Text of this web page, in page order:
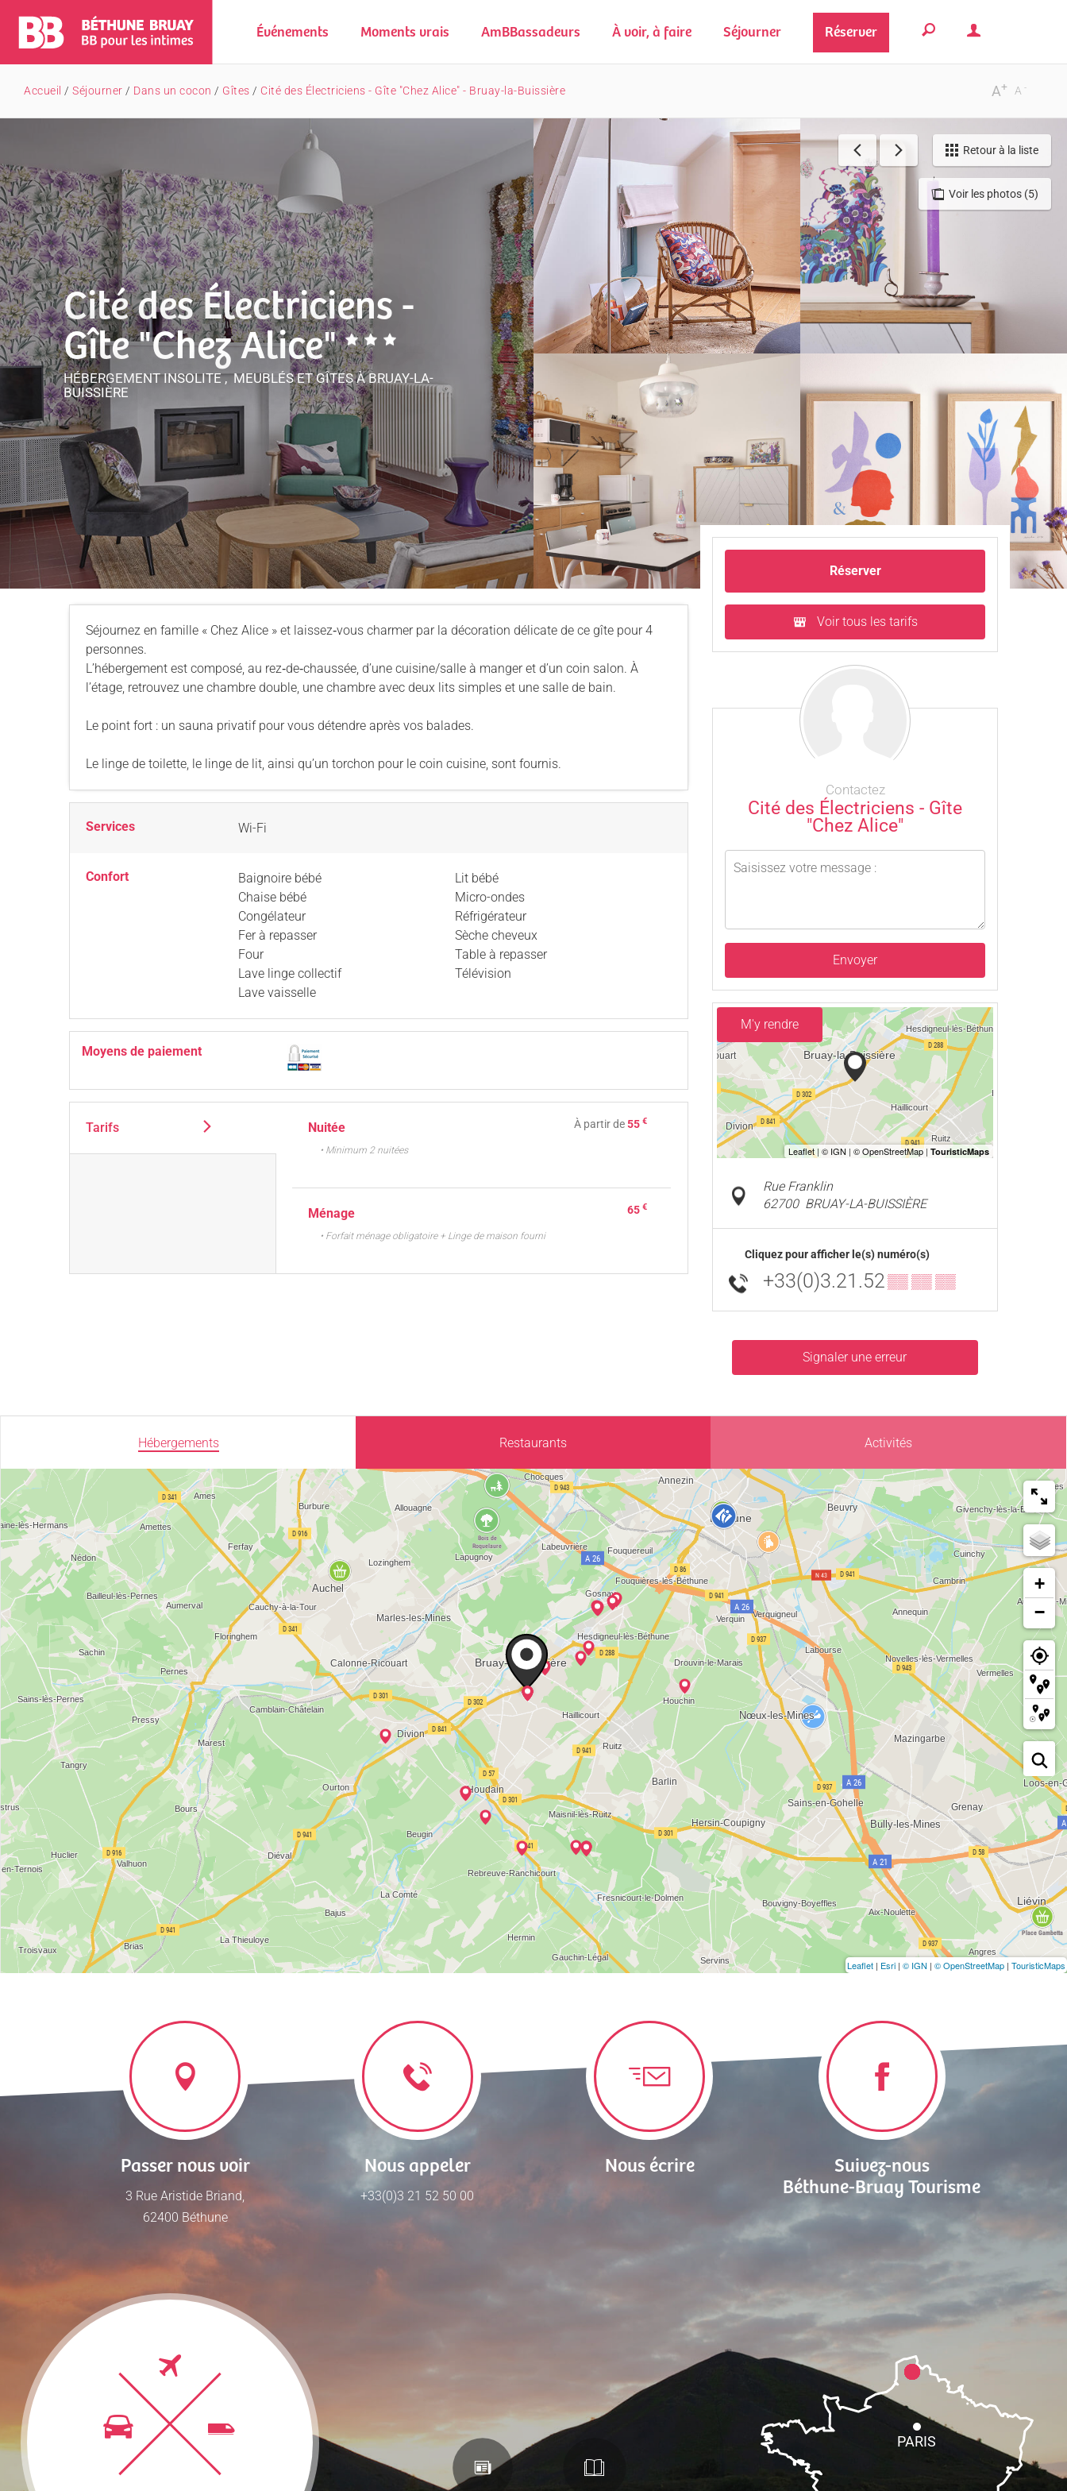
Événements Moments vrais AmBBassadeurs À voir, à faire Séjourner Réserver
-
A
+
A
Accueil / Séjourner / Dans un cocon / Gîtes / Cité des Électriciens - Gîte "Chez Alice" - Bruay-la-Buissière
Voir les photos (5)
Retour à la liste
Cité des Électriciens -
Gîte "Chez Alice"
HÉBERGEMENT INSOLITE , MEUBLÉS ET GÎTESÀ BRUAY-LA-
BUISSIÈRE
Séjournez en famille « Chez Alice » et laissez‐vous charmer par la décoration délicate de ce gîte pour 4
personnes.
L’hébergement est composé, au rez‐de‐chaussée, d’une cuisine/salle à manger et d’un coin salon. À
l’étage, retrouvez une chambre double, une chambre avec deux lits simples et une salle de bain.
Le point fort : un sauna privatif pour vous détendre après vos balades.
Le linge de toilette, le linge de lit, ainsi qu’un torchon pour le coin cuisine, sont fournis.
Services Wi-Fi
Confort
Baignoire bébé
Chaise bébé
Congélateur
Fer à repasser
Four
Lave linge collectif
Lave vaisselle
Lit bébé
Micro-ondes
Réfrigérateur
Sèche cheveux
Table à repasser
Télévision
Moyens de paiement
Tarifs Nuitée À partir de55 €
• Minimum 2 nuitées
Ménage 65 €
• Forfait ménage obligatoire + Linge de maison fourni
Réserver
Voir tous les tarifs
Contactez
Cité des Électriciens - Gîte
"Chez Alice"
Envoyer
M'y rendre
Rue Franklin
62700 BRUAY-LA-BUISSIÈRE
Cliquez pour afficher le(s) numéro(s)
+33(0)3.21.52▒▒ ▒▒ ▒▒
Signaler une erreur
Hébergements Restaurants Activités
+
−
Leaflet | Esri | © IGN | © OpenStreetMap | TouristicMaps
Passer nous voir
3 Rue Aristide Briand,
62400 Béthune
Nous appeler
+33(0)3 21 52 50 00
Nous écrire
Suivez-nous
Béthune-Bruay Tourisme
PARIS